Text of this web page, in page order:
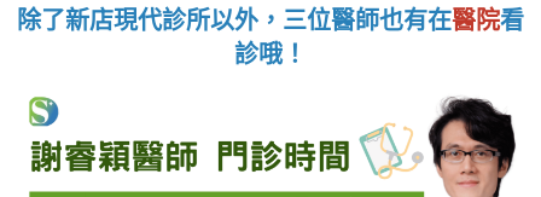
除了新店現代診所以外，三位醫師也有在醫院看
診哦！